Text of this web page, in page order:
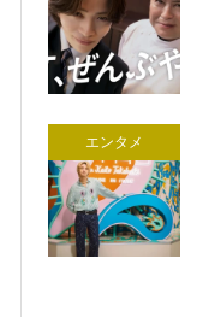
エンタメ